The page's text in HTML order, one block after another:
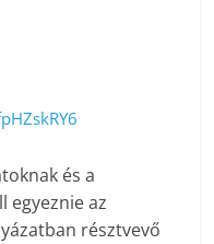
és a
egyeznie az
résztvevő